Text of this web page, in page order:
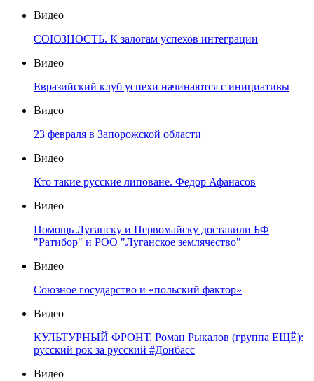
Видео
СОЮЗНОСТЬ. К залогам успехов интеграции
Видео
Евразийский клуб успехи начинаются с инициативы
Видео
23 февраля в Запорожской области
Видео
Кто такие русские липоване. Федор Афанасов
Видео
Помощь Луганску и Первомайску доставили БФ
"Ратибор" и РОО "Луганское землячество"
Видео
Союзное государство и «польский фактор»
Видео
КУЛЬТУРНЫЙ ФРОНТ. Роман Рыкалов (группа ЕЩЁ):
русский рок за русский #Донбасс
Видео